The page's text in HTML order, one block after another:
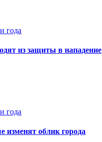
года
из защиты в нападение
года
изменят облик города